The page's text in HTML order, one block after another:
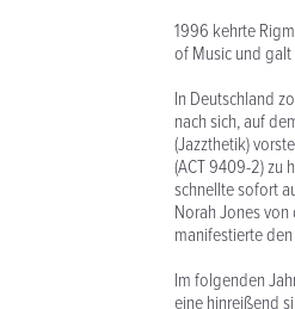
1996 kehrte
of Music und galt
In Deutschland
nach sich, auf
(Jazzthetik)
(ACT 9409-2) zu
schnellte sofort
Norah Jones
manifestierte
Im folgenden
eine hinreißend